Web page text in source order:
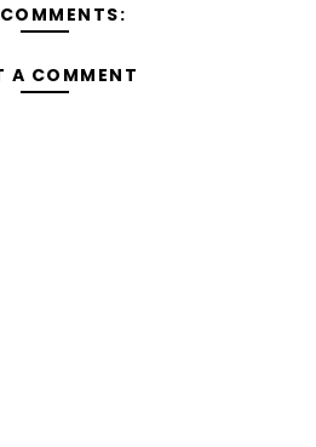
A COMMENT